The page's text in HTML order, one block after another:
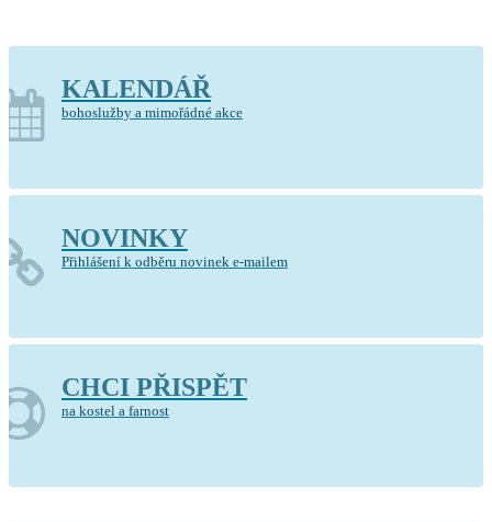
KALENDÁŘ
bohoslužby a mimořádné akce
NOVINKY
Přihlášení k odběru novinek e-mailem
CHCI PŘISPĚT
na kostel a farnost